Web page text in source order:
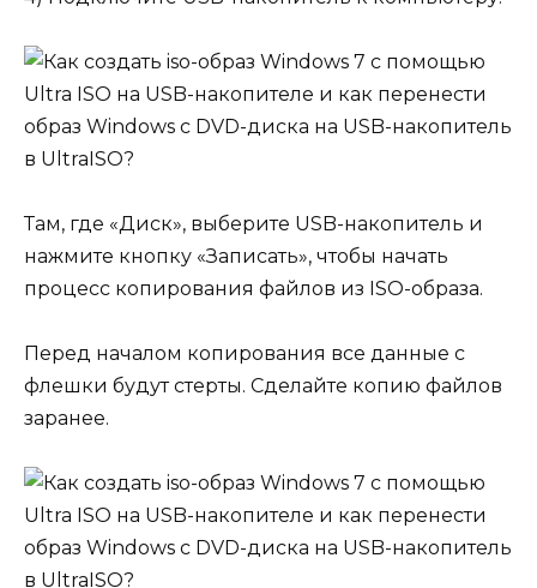
Там, где «Диск», выберите USB-накопитель и
нажмите кнопку «Записать», чтобы начать
процесс копирования файлов из ISO-образа.
Перед началом копирования все данные с
флешки будут стерты. Сделайте копию файлов
заранее.